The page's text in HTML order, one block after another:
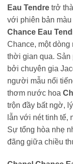
Eau Tendre trở
với phiên bản
Chance Eau
Chance, một
thời gian qua.
bởi chuyên gia
người mẫu nổi
thơm nước hoa
trộn đầy bất ngờ,
lẫn với nét tinh tế,
Sự tổng hòa nhẹ
đãng giữa chiều